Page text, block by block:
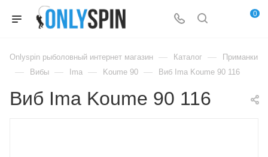
0
Onlyspin рыболовный интернет магазин — Каталог — Приманки
— Вибы — Ima — Koume 90 — Виб Ima Koume 90 116
Виб Ima Koume 90 116